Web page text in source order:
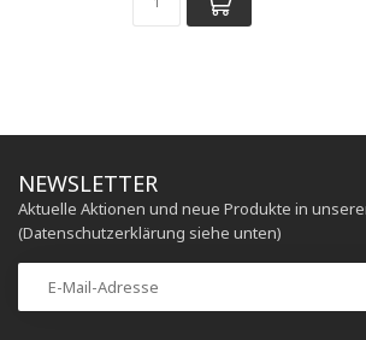
NEWSLETTER
Aktuelle Aktionen und neue Produkte in
(Datenschutzerklärung siehe unten)